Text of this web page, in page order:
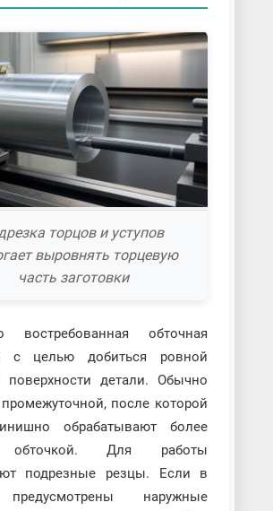
торцов и уступов
выровнять торцевую
часть заготовки
востребованная обточная
с целью добиться ровной
поверхности детали. Обычно
промежуточной, после которой
обрабатывают более
обточкой. Для работы
подрезные резцы. Если в
наружные